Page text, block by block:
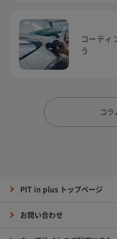
コーティ
う
コ
PIT in plus トップページ
お問い合わせ